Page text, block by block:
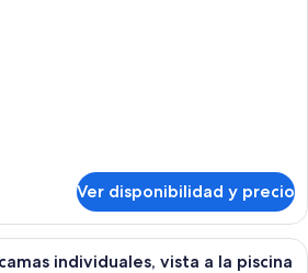
Ver disponibilidad y precio
Habitación de hotel moderna con
individuales, vista a la piscina